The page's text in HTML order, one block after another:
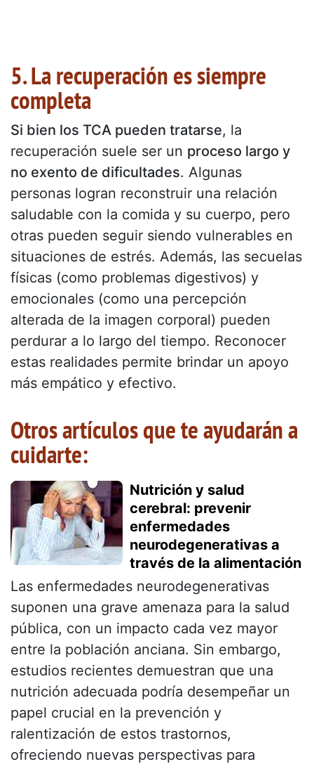
5. La recuperación es siempre
completa
Si bien los TCA pueden tratarse, la
recuperación suele ser un proceso largo y
no exento de dificultades. Algunas
personas logran reconstruir una relación
saludable con la comida y su cuerpo, pero
otras pueden seguir siendo vulnerables en
situaciones de estrés. Además, las secuelas
físicas (como problemas digestivos) y
emocionales (como una percepción
alterada de la imagen corporal) pueden
perdurar a lo largo del tiempo. Reconocer
estas realidades permite brindar un apoyo
más empático y efectivo.
Otros artículos que te ayudarán a
cuidarte:
Nutrición y salud
cerebral: prevenir
enfermedades
neurodegenerativas a
través de la alimentación
Las enfermedades neurodegenerativas
suponen una grave amenaza para la salud
pública, con un impacto cada vez mayor
entre la población anciana. Sin embargo,
estudios recientes demuestran que una
nutrición adecuada podría desempeñar un
papel crucial en la prevención y
ralentización de estos trastornos,
ofreciendo nuevas perspectivas para